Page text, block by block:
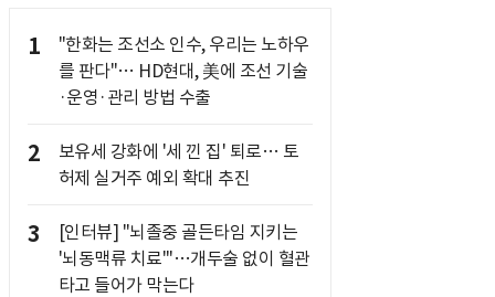
1
"한화는 조선소 인수, 우리는 노하우
를 판다"… HD현대, 美에 조선 기술
·운영·관리 방법 수출
2
보유세 강화에 '세 낀 집' 퇴로… 토
허제 실거주 예외 확대 추진
3
[인터뷰] "뇌졸중 골든타임 지키는
'뇌동맥류 치료'"…개두술 없이 혈관
타고 들어가 막는다